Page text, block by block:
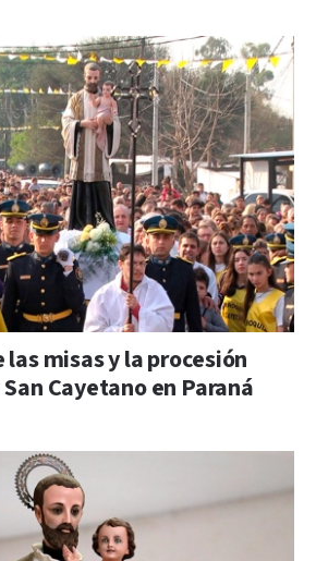
las misas y la procesión
Cayetano en Paraná